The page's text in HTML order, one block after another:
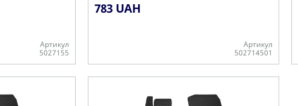
Артикул
5027155
783 UAH
Артикул
502714501